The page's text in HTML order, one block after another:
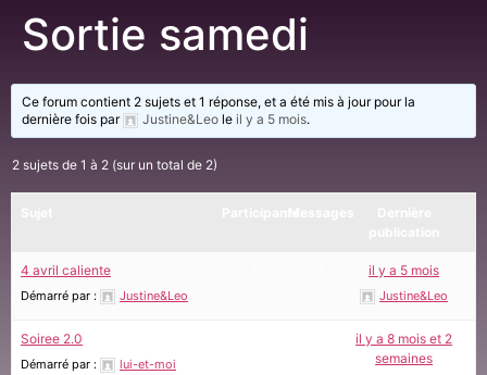
Sortie samedi
Ce forum contient 2 sujets et 1 réponse, et a été mis à jour pour la
dernière fois par
Justine&Leo leil y a 5 mois.
2 sujets de 1 à 2 (sur un total de 2)
4 avril caliente
Démarré par : Justine&Leo
il y a 5 mois
Justine&Leo
Soiree 2.0
Démarré par : lui-et-moi
il y a 8 mois et 2
semaines